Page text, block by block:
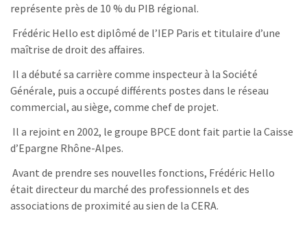
représente près de 10 % du PIB régional.
Frédéric Hello est diplômé de l’IEP Paris et titulaire d’une
maîtrise de droit des affaires.
Il a débuté sa carrière comme inspecteur à la Société
Générale, puis a occupé différents postes dans le réseau
commercial, au siège, comme chef de projet.
Il a rejoint en 2002, le groupe BPCE dont fait partie la Caisse
d’Epargne Rhône-Alpes.
Avant de prendre ses nouvelles fonctions, Frédéric Hello
était directeur du marché des professionnels et des
associations de proximité au sien de la CERA.